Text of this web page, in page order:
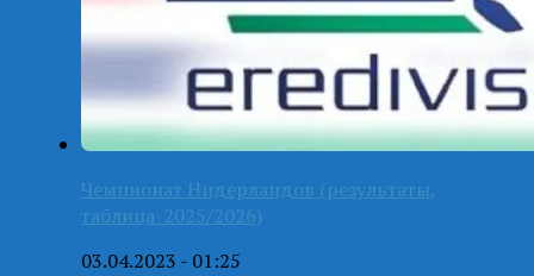
Чемпионат Нидерландов (результаты,
таблица-2025/2026)
03.04.2023 - 01:25